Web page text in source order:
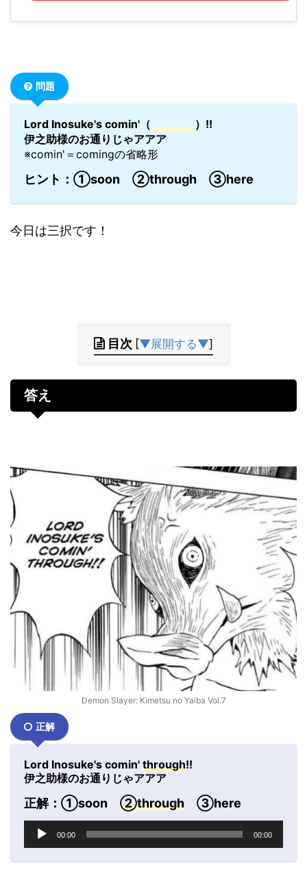
問題
Lord Inosuke's comin'（
）!!
伊之助様のお通りじゃアアア
※comin'＝comingの省略形
ヒント：①soon ②through ③here
今日は三択です！
目次 [▼展開する▼]
答え
Demon Slayer: Kimetsu no Yaiba Vol.7
正解
Lord Inosuke's comin' through!!
伊之助様のお通りじゃアアア
正解：①soon ②through ③here
00:00 00:00